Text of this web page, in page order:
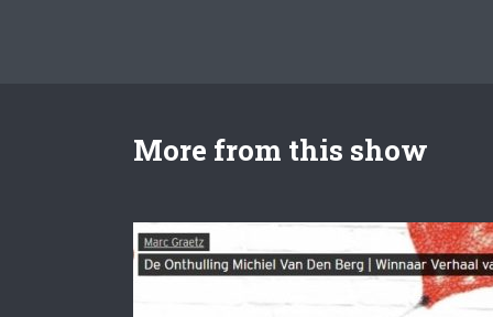
More from this show